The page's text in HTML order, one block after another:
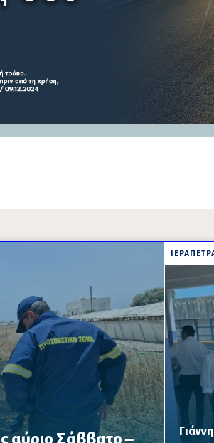
αύριο Σάββατο –
Οι